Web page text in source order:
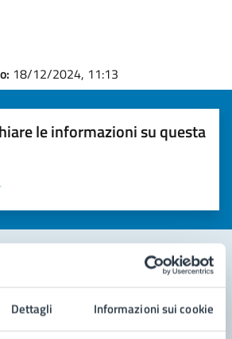
Dettagli Informazioni sui cookie
18/12/2024, 11:13
le informazioni su questa
informazioni (da 1 a 5 stelle)
di stelle per valutare la chiarezza delle
5 stelle su 5
stelle su 5
su 5
5
frequenti